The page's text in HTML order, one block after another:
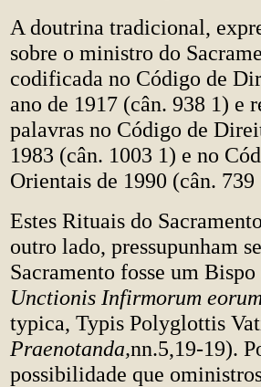
A doutrina tradicional,
sobre o ministro do
codificada no Código de
ano de 1917 (cân. 938 1) e
palavras no Código de
1983 (cân. 1003 1) e no
Orientais de 1990 (cân. 739
Estes Rituais do
outro lado, pressupunham
Sacramento fosse um
Unctionis Infirmorum
typica, Typis Polyglottis
Praenotanda,nn.5,19-19).
possibilidade que